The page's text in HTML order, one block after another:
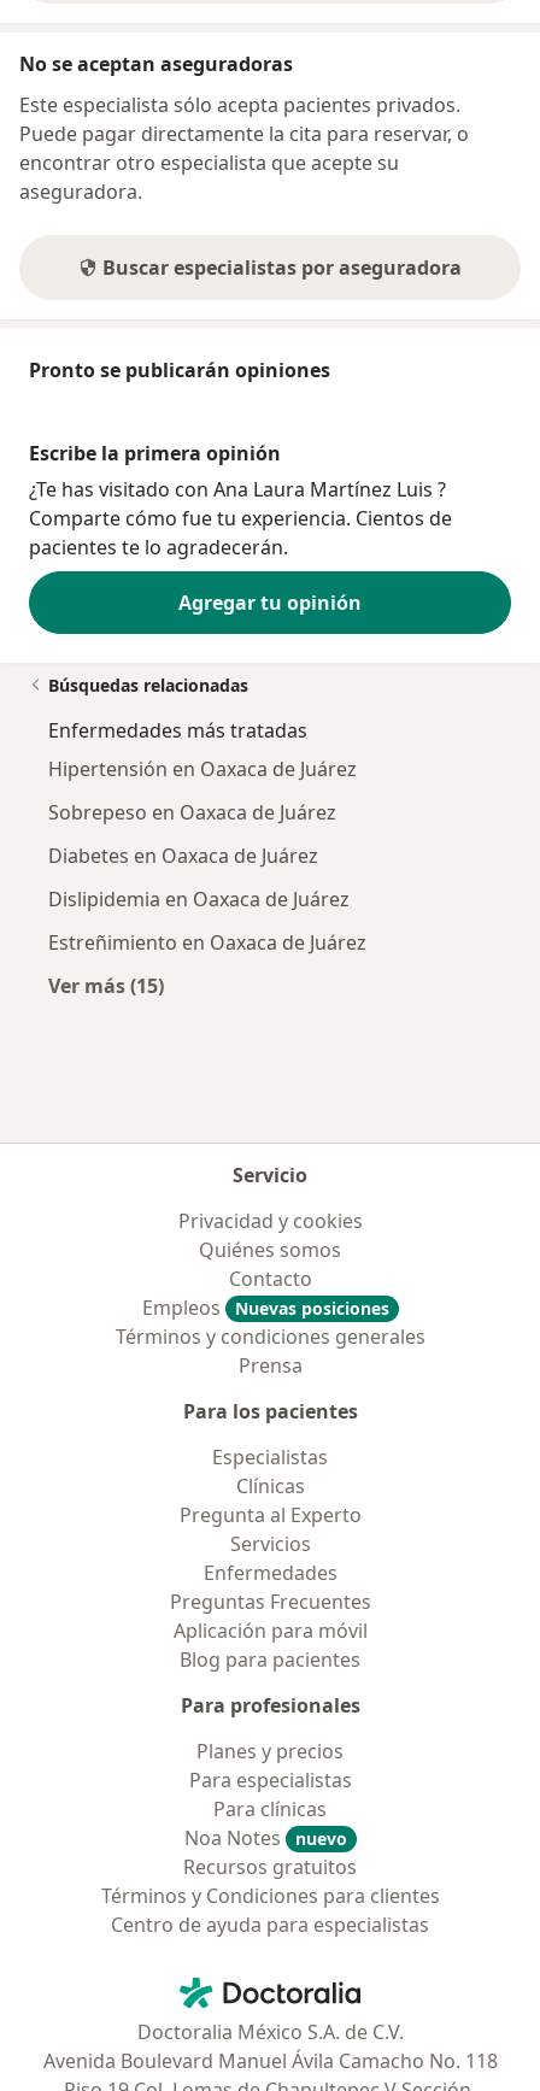
No se aceptan aseguradoras
Este especialista sólo acepta pacientes privados.
Puede pagar directamente la cita para reservar, o
encontrar otro especialista que acepte su
aseguradora.
Buscar especialistas por aseguradora
Pronto se publicarán opiniones
Escribe la primera opinión
¿Te has visitado con Ana Laura Martínez Luis ?
Comparte cómo fue tu experiencia. Cientos de
pacientes te lo agradecerán.
Agregar tu opinión
Búsquedas relacionadas
Enfermedades más tratadas
Hipertensión en Oaxaca de Juárez
Sobrepeso en Oaxaca de Juárez
Diabetes en Oaxaca de Juárez
Dislipidemia en Oaxaca de Juárez
Estreñimiento en Oaxaca de Juárez
Ver más (15)
Servicio
Privacidad y cookies
Quiénes somos
Contacto
Empleos
Nuevas posiciones
Términos y condiciones generales
Prensa
Para los pacientes
Especialistas
Clínicas
Pregunta al Experto
Servicios
Enfermedades
Preguntas Frecuentes
Aplicación para móvil
Blog para pacientes
Para profesionales
Planes y precios
Para especialistas
Para clínicas
Noa Notes
nuevo
Recursos gratuitos
Términos y Condiciones para clientes
Centro de ayuda para especialistas
Doctoralia - Página de inicio
Doctoralia México S.A. de C.V.
Avenida Boulevard Manuel Ávila Camacho No. 118